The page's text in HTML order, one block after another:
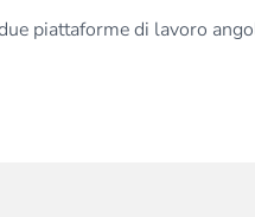
piattaforme di lavoro